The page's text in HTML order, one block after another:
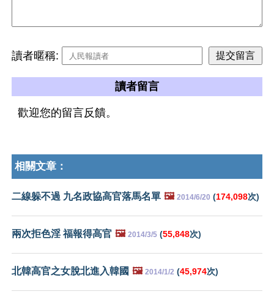
讀者暱稱:
讀者留言
歡迎您的留言反饋。
相關文章：
二線躲不過 九名政協高官落馬名單 🖼️ 2014/6/20 (174,098次)
兩次拒色淫 福報得高官 🖼️ 2014/3/5 (55,848次)
北韓高官之女脫北進入韓國 🖼️ 2014/1/2 (45,974次)